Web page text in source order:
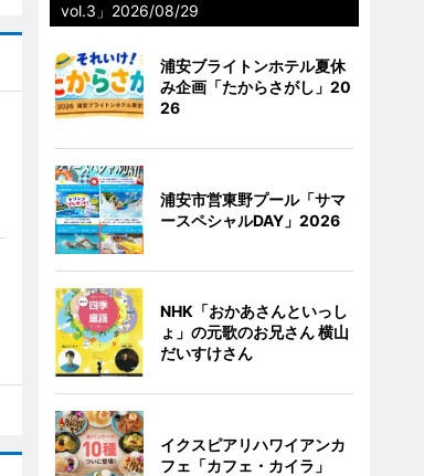
vol.3」2026/08/29
浦安ブライトンホテル夏休
み企画「たからさがし」20
26
浦安市営東野プール「サマ
ースペシャルDAY」2026
NHK「おかあさんといっし
ょ」の元歌のお兄さん 横山
だいすけさん
イクスピアリハワイアンカ
フェ「カフェ・カイラ」